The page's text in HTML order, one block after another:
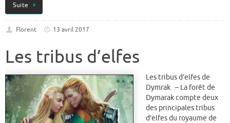
Suite
Florent 13 avril 2017
Les tribus d’elfes
Les tribus d’elfes de
Dymrak – La forêt de
Dymarak compte deux
des principales tribus
d’elfes du royaume de